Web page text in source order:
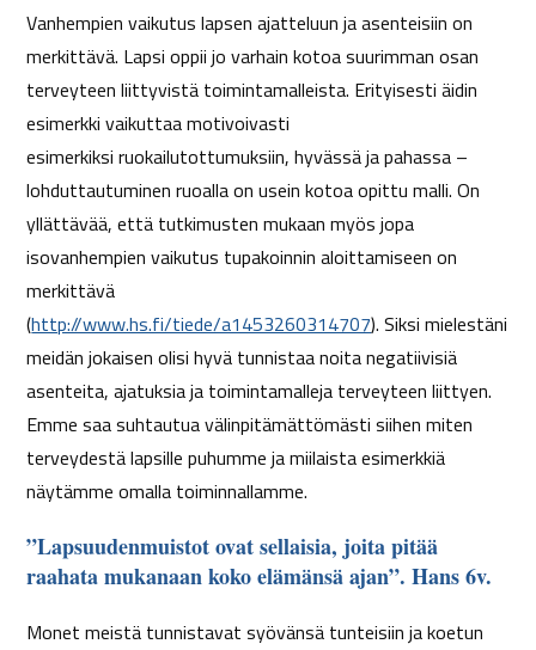
Vanhempien vaikutus lapsen ajatteluun ja asenteisiin on
merkittävä. Lapsi oppii jo varhain kotoa suurimman osan
terveyteen liittyvistä toimintamalleista. Erityisestiäidin
esimerkki vaikuttaa motivoivasti
esimerkiksiruokailutottumuksiin, hyvässä ja pahassa –
lohduttautuminen ruoallaonusein kotoa opittu malli.On
yllättävää, että tutkimusten mukaan myös jopa
isovanhempien vaikutus tupakoinnin aloittamiseen on
merkittävä
(http://www.hs.fi/tiede/a1453260314707).Siksi mielestäni
meidän jokaisen olisi hyvä tunnistaa noita negatiivisiä
asenteita, ajatuksia ja toimintamalleja terveyteen liittyen.
Emme saa suhtautua välinpitämättömästi siihen miten
terveydestä lapsille puhumme ja miilaista esimerkkiä
näytämme omalla toiminnallamme.
”Lapsuudenmuistot ovat sellaisia, joita pitää
raahata mukanaan koko elämänsä ajan”. Hans 6v.
Monet meistä tunnistavat syövänsä tunteisiin ja koetun